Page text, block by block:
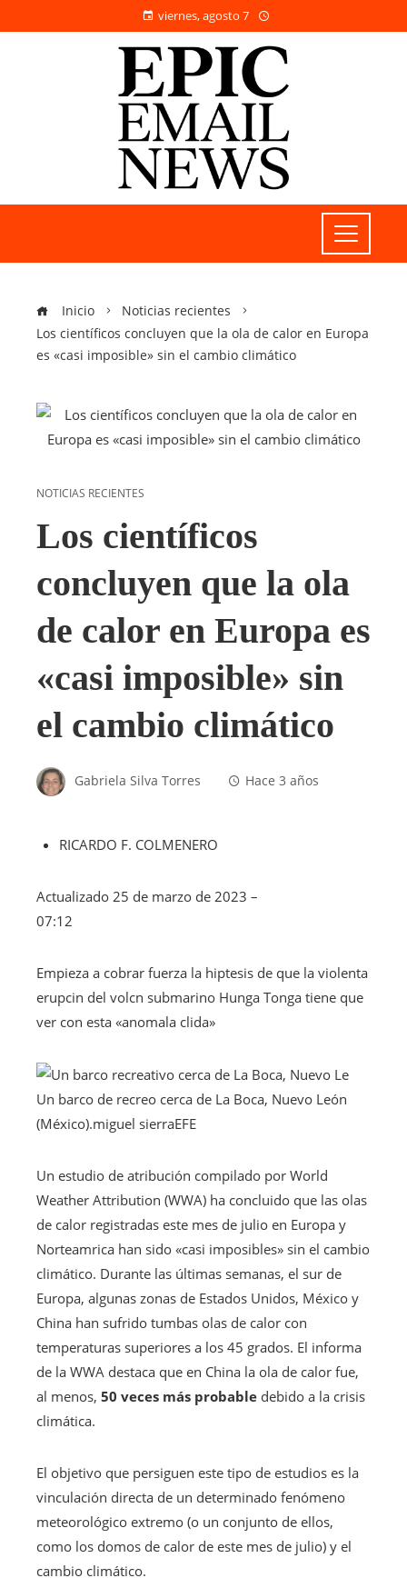
viernes, agosto 7
Inicio
Noticias recientes
Los científicos concluyen que la ola de calor en Europa
es «casi imposible» sin el cambio climático
NOTICIAS RECIENTES
Los científicos
concluyen que la ola
de calor en Europa es
«casi imposible» sin
el cambio climático
Gabriela Silva Torres Hace 3 años
RICARDO F. COLMENERO
Actualizado 25 de marzo de 2023 –
07:12
Empieza a cobrar fuerza la hiptesis de que la violenta
erupcin del volcn submarino Hunga Tonga tiene que
ver con esta «anomala clida»
Un barco de recreo cerca de La Boca, Nuevo León
(México).miguel sierraEFE
Un estudio de atribución compilado por World
Weather Attribution (WWA) ha concluido que las olas
de calor registradas este mes de julio en Europa y
Norteamrica han sido «casi imposibles» sin el cambio
climático. Durante las últimas semanas, el sur de
Europa, algunas zonas de Estados Unidos, México y
China han sufrido tumbas olas de calor con
temperaturas superiores a los 45 grados. El informa
de la WWA destaca que en China la ola de calor fue,
al menos, 50 veces más probable debido a la crisis
climática.
El objetivo que persiguen este tipo de estudios es la
vinculación directa de un determinado fenómeno
meteorológico extremo (o un conjunto de ellos,
como los domos de calor de este mes de julio) y el
cambio climático.